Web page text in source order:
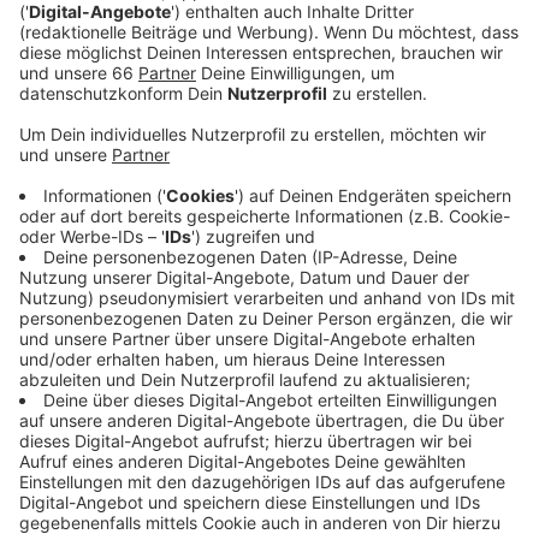
registriert.
Veröffentlicht:Donnerstag, 25.05.2023 05:53
In den ersten 13 Tagen des Stadtradelns wurden in
Düsseldorf schon über 915.000 Kilometer gesammelt.
Deshalb könnte auch der Wert aus dem vergangenen
Jahr deutlich übertroffen werden. Damals kamen rund
1,5 Millionen Radkilometer zusammen. Auch unser
Team von Antenne Düsseldorf könnte in diesem Jahr
das Ergebnis aus dem Vorjahr toppen. Gemeinsam mit
euch haben wir in diesem Jahr schon über 24.000
Kilometer gesammelt. Damit fehlen uns nur noch rund
8000 Kilometer zum Wert aus dem Vorjahr. Wer in den
kommenden Tagen noch mitradeln möchte, kann sich
dafür auch noch weiter anmelden.